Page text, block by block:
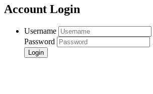
Account Login
Username
Password